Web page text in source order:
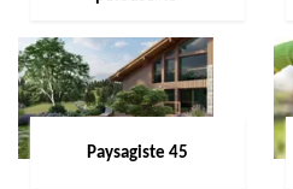
Paysagiste 45